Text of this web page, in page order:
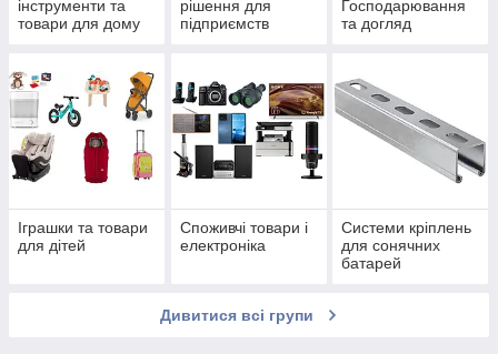
інструменти та
товари для дому
рішення для
підприємств
Господарювання
та догляд
Іграшки та товари
для дітей
Споживчі товари і
електроніка
Системи кріплень
для сонячних
батарей
Дивитися всі групи